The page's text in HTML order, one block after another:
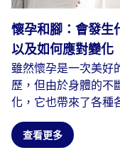
懷孕和腳：會發生
以及如何應對變化
雖然懷孕是一次美好
歷，但由於身體的不
化，它也帶來了各種
挑戰。在所有受到懷
的身體...
查看更多